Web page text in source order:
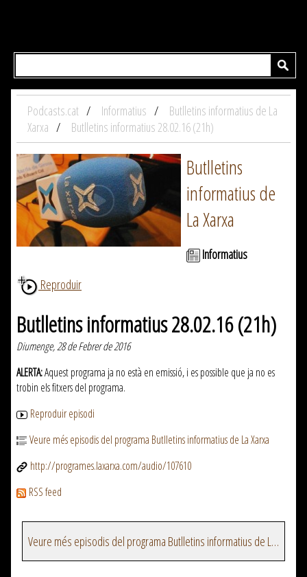
Podcasts.cat Informatius
Butlletins informatius de La
Xarxa
Butlletins informatius 28.02.16 (21h)
Butlletins
informatius de
La Xarxa
Informatius
Reproduir
Butlletins informatius 28.02.16 (21h)
Diumenge, 28 de Febrer de 2016
ALERTA:Aquest programa ja no està en emissió, i es possible que ja no es
trobin els fitxers del programa.
Reproduir episodi
Veure més episodis del programa Butlletins informatius de La Xarxa
http://programes.laxarxa.com/audio/107610
RSS feed
Veure més episodis del programa Butlletins informatius de La Xarxa